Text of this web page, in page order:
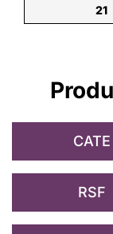
21
CATE
RSF